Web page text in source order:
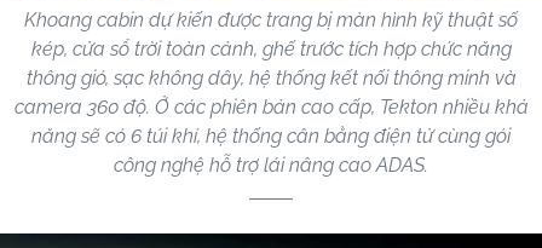
Khoang cabin dự kiến được trang bị màn hình kỹ thuật số
kép, cửa sổ trời toàn cảnh, ghế trước tích hợp chức năng
thông gió, sạc không dây, hệ thống kết nối thông minh và
camera 360 độ. Ở các phiên bản cao cấp, Tekton nhiều khả
năng sẽ có 6 túi khí, hệ thống cân bằng điện tử cùng gói
công nghệ hỗ trợ lái nâng cao ADAS.